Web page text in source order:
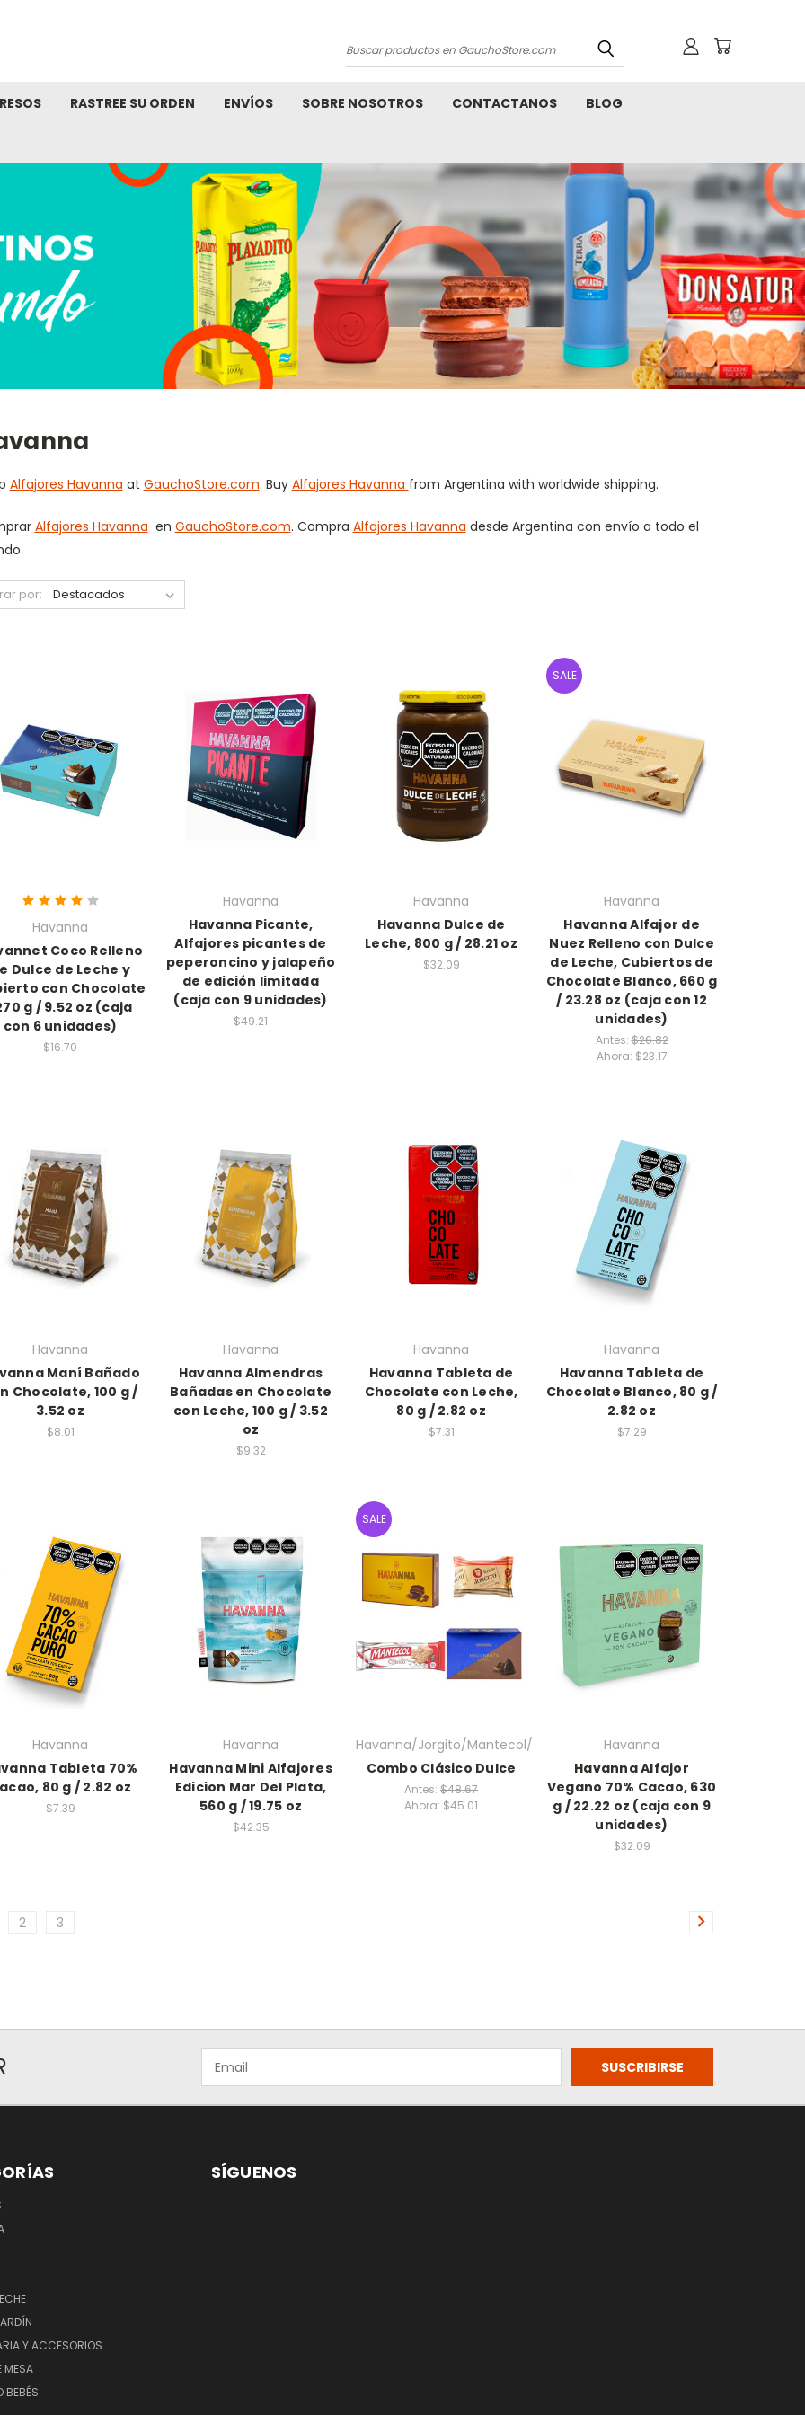
Buscar
RASTREE SU ORDEN ENVÍOS SOBRE NOSOTROS CONTACTANOS BLOG
Alfajores Havanna at GauchoStore.com. Buy Alfajores Havanna from Argentina with worldwide shipping.
Alfajores Havanna en GauchoStore.com. Compra Alfajores Havanna desde Argentina con envío a todo el
por:
Havanna
Coco Relleno
Dulce de Leche y
con Chocolate
g / 9.52 oz (caja
con 6 unidades)
$16.70
Havanna
Havanna Picante,
Alfajores picantes de
peperoncino y jalapeño
de edición limitada
(caja con 9 unidades)
$49.21
Havanna
Havanna Dulce de
Leche, 800 g / 28.21 oz
$32.09
SALE
Havanna
Havanna Alfajor de
Nuez Relleno con Dulce
de Leche, Cubiertos de
Chocolate Blanco, 660 g
/ 23.28 oz (caja con 12
unidades)
Antes:$26.82
Ahora: $23.17
Havanna
Maní Bañado
Chocolate, 100 g /
3.52 oz
$8.01
Havanna
Havanna Almendras
Bañadas en Chocolate
con Leche, 100 g / 3.52
oz
$9.32
Havanna
Havanna Tableta de
Chocolate con Leche,
80 g / 2.82 oz
$7.31
Havanna
Havanna Tableta de
Chocolate Blanco, 80 g /
2.82 oz
$7.29
Havanna
Tableta 70%
80 g / 2.82 oz
$7.39
Havanna
Havanna Mini Alfajores
Edicion Mar Del Plata,
560 g / 19.75 oz
$42.35
SALE
Havanna/Jorgito/Mantecol/
Combo Clásico Dulce
Antes: $48.67
Ahora: $45.01
Havanna
Havanna Alfajor
Vegano 70% Cacao, 630
g / 22.22 oz (caja con 9
unidades)
$32.09
2 3
Y ACCESORIOS
MESA
BEBÉS
SÍGUENOS